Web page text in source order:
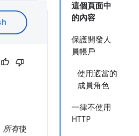
這個頁面中
的內容
保護開發人
員帳戶
使用適當的
成員角色
一律不使用
HTTP
所有使